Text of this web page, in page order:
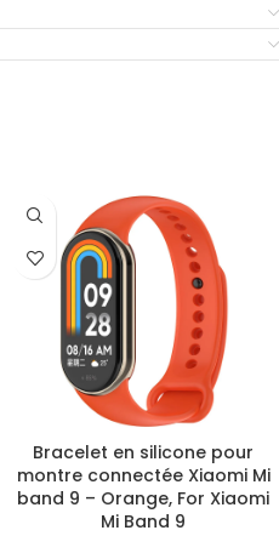
Bracelet en silicone pour
montre connectée Xiaomi Mi
band 9 – Orange, For Xiaomi
Mi Band 9